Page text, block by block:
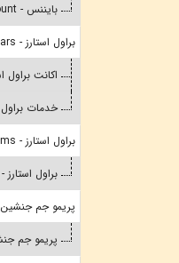
بایننس - Binance account
براول استارز - Brawl Stars
اکانت براول
خدمات براول
براول استارز - Brawl Stars Items
براول استارز - Brawl Stars Items